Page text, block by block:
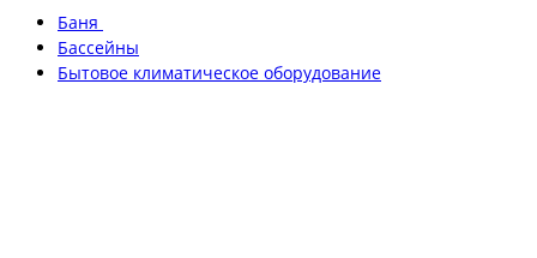
Баня
Бассейны
Бытовое климатическое оборудование